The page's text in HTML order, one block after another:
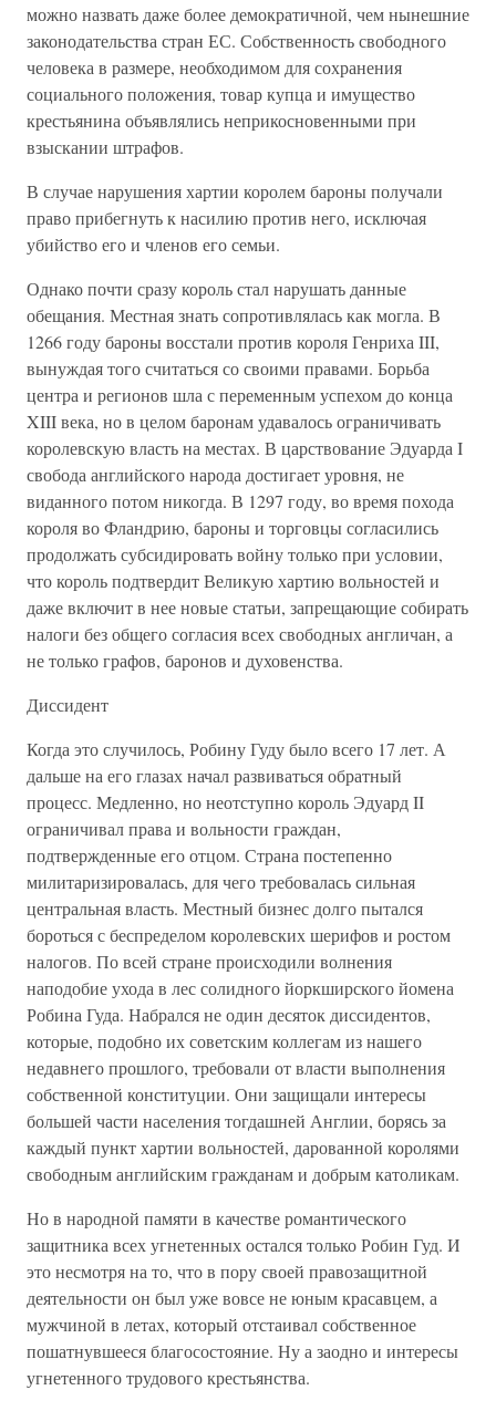
можно назвать даже более демократичной, чем нынешние
законодательства стран ЕС. Собственность свободного
человека в размере, необходимом для сохранения
социального положения, товар купца и имущество
крестьянина объявлялись неприкосновенными при
взыскании штрафов.
В случае нарушения хартии королем бароны получали
право прибегнуть к насилию против него, исключая
убийство его и членов его семьи.
Однако почти сразу король стал нарушать данные
обещания. Местная знать сопротивлялась как могла. В
1266 году бароны восстали против короля Генриха III,
вынуждая того считаться со своими правами. Борьба
центра и регионов шла с переменным успехом до конца
XIII века, но в целом баронам удавалось ограничивать
королевскую власть на местах. В царствование Эдуарда I
свобода английского народа достигает уровня, не
виданного потом никогда. В 1297 году, во время похода
короля во Фландрию, бароны и торговцы согласились
продолжать субсидировать войну только при условии,
что король подтвердит Великую хартию вольностей и
даже включит в нее новые статьи, запрещающие собирать
налоги без общего согласия всех свободных англичан, а
не только графов, баронов и духовенства.
Диссидент
Когда это случилось, Робину Гуду было всего 17 лет. А
дальше на его глазах начал развиваться обратный
процесс. Медленно, но неотступно король Эдуард II
ограничивал права и вольности граждан,
подтвержденные его отцом. Страна постепенно
милитаризировалась, для чего требовалась сильная
центральная власть. Местный бизнес долго пытался
бороться с беспределом королевских шерифов и ростом
налогов. По всей стране происходили волнения
наподобие ухода в лес солидного йоркширского йомена
Робина Гуда. Набрался не один десяток диссидентов,
которые, подобно их советским коллегам из нашего
недавнего прошлого, требовали от власти выполнения
собственной конституции. Они защищали интересы
большей части населения тогдашней Англии, борясь за
каждый пункт хартии вольностей, дарованной королями
свободным английским гражданам и добрым католикам.
Но в народной памяти в качестве романтического
защитника всех угнетенных остался только Робин Гуд. И
это несмотря на то, что в пору своей правозащитной
деятельности он был уже вовсе не юным красавцем, а
мужчиной в летах, который отстаивал собственное
пошатнувшееся благосостояние. Ну а заодно и интересы
угнетенного трудового крестьянства.